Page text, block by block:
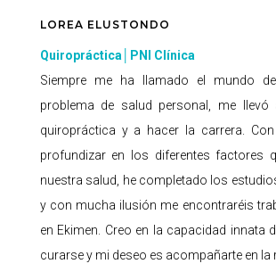
LOREA ELUSTONDO
Quiropráctica│PNI Clínica
Siempre me ha llamado el mundo
problema de salud personal, me llevó
quiropráctica y a hacer la carrera.
profundizar en los diferentes factores
nuestra salud, he completado los
y con mucha ilusión me encontraréis
en Ekimen. Creo en la capacidad innata
curarse y mi deseo es acompañarte en la